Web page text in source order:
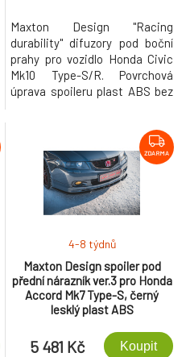
Maxton Design "Racing
durability" difuzory pod boční
prahy pro vozidlo Honda Civic
Mk10 Type-S/R. Povrchová
úprava spoileru plast ABS bez
ZDARMA
Maxton Design spoiler pod
přední nárazník ver.3 pro Honda
Accord Mk7 Type-S, černý
lesklý plast ABS
4-8 týdnů
5 481 Kč Koupit